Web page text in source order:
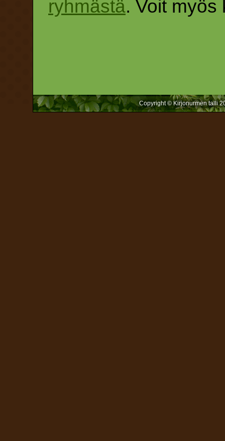
ryhmästä. Voit myös
Copyright © Kirjonurmen talli